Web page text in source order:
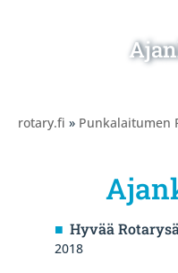
rotary.fi » Punkalaitumen
Hyvää
2018